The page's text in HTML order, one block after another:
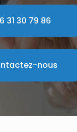
31 30 79 86
nous